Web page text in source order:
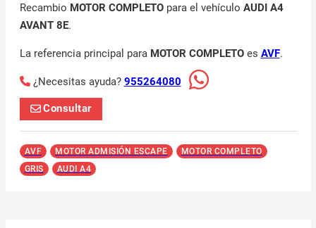
Recambio MOTOR COMPLETOpara el vehículo AUDI A4
AVANT 8E.
La referencia principal para MOTOR COMPLETOes AVF.
¿Necesitas ayuda? 955264080
Consultar
AVF MOTOR ADMISIÓN ESCAPE
MOTOR COMPLETO
GRIS
AUDI A4